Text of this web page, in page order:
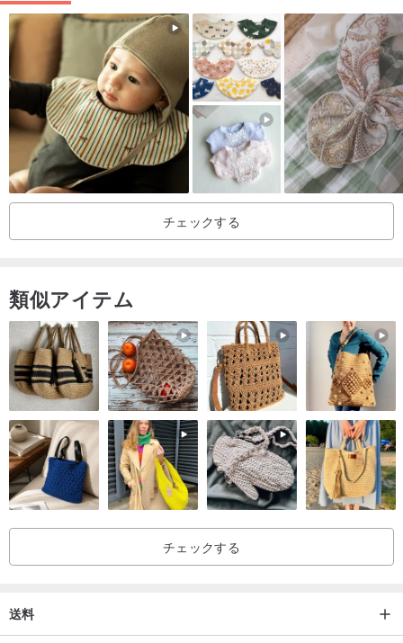
* 0歳から2歳までのすべての乳児に適しています
*首回り調整可能な2段式（約26〜30cm）
*製品のフラットサイズ：36 X 17 CM
///機能///
* 100％日本の6層ベール
布を洗うほど、それが柔らかくなるほど、肌にやさしく、吸収性が
高くなり、台湾の気候に適したものになります。
*生地の硬さ - A /柔らかい（（（（A /柔らかいB /適度なC /かな
り）））））
オレンジ色は私達のロゴのロゴの色であり、それはまた子供の鮮や
かな色を表しているので、それは製品ボタンにも反映されていま
す。
チェックする
類似アイテム
チェックする
送料